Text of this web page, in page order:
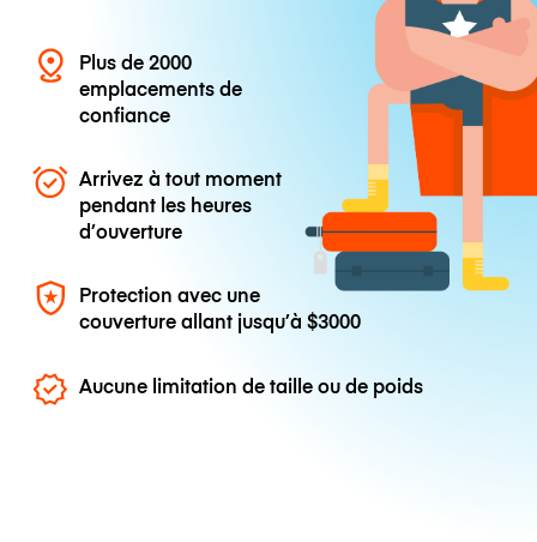
Plus de 2000
emplacements de
confiance
Arrivez à tout moment
pendant les heures
d’ouverture
Protection avec une
couverture allant jusqu’à$3000
Aucune limitation de taille ou de poids